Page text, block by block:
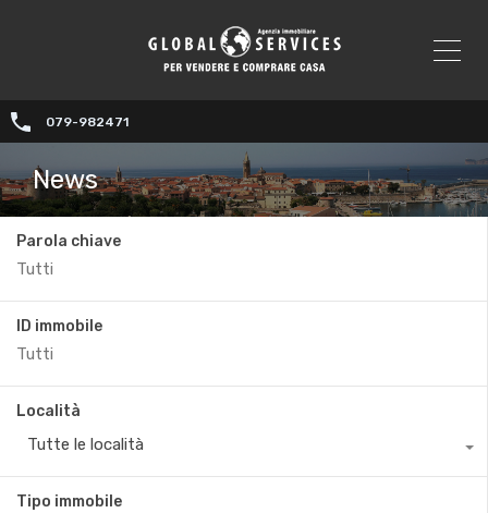
079-982471
News
Parola chiave
ID immobile
Località
Tutte le località
Tipo immobile